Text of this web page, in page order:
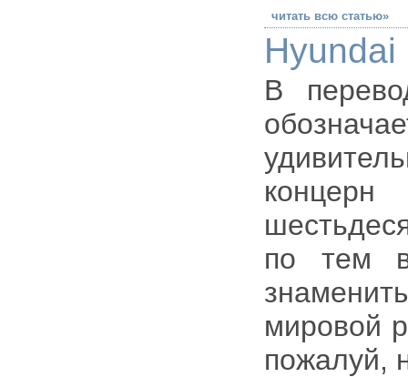
читать всю статью»
Hyundai
В
по тем
мировой
пожалуй,